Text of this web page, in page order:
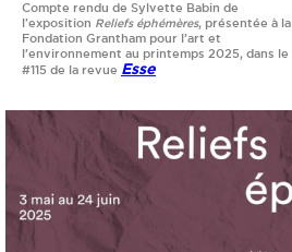
Compte rendu de Sylvette Babin de
l'exposition Reliefs éphémères, présentée à la
Fondation Grantham pour l’art et
l’environnement au printemps 2025, dans le
#115 de la revue Esse